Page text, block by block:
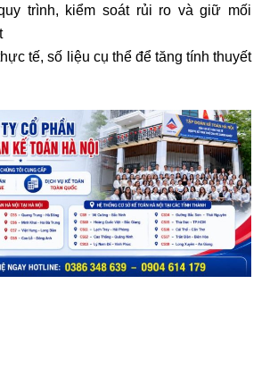
trình, kiểm soát rủi ro và giữ mối
tế, số liệu cụ thể để tăng tính thuyết